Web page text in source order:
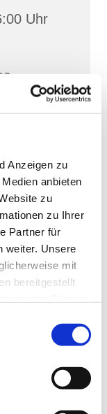
Anzeigen zu
anbieten
zu
zu Ihrer
Partner für
weiter. Unsere
mit
bereitgestellt
Uhr